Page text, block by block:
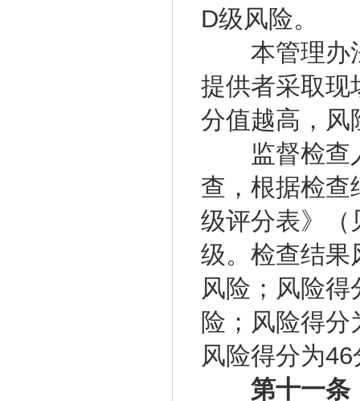
D级风险。
本管理办法
提供者采取现
分值越高，风
监督检查人
查，根据检查
级评分表》（
级。检查结
风险；风险
险；风险得
风险得分为
第十一条